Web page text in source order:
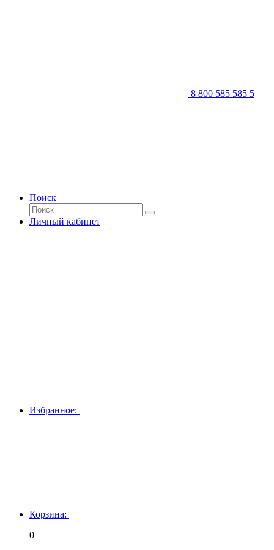
8 800 585 585 5
Поиск
Личный кабинет
Избранное:
Корзина:
0